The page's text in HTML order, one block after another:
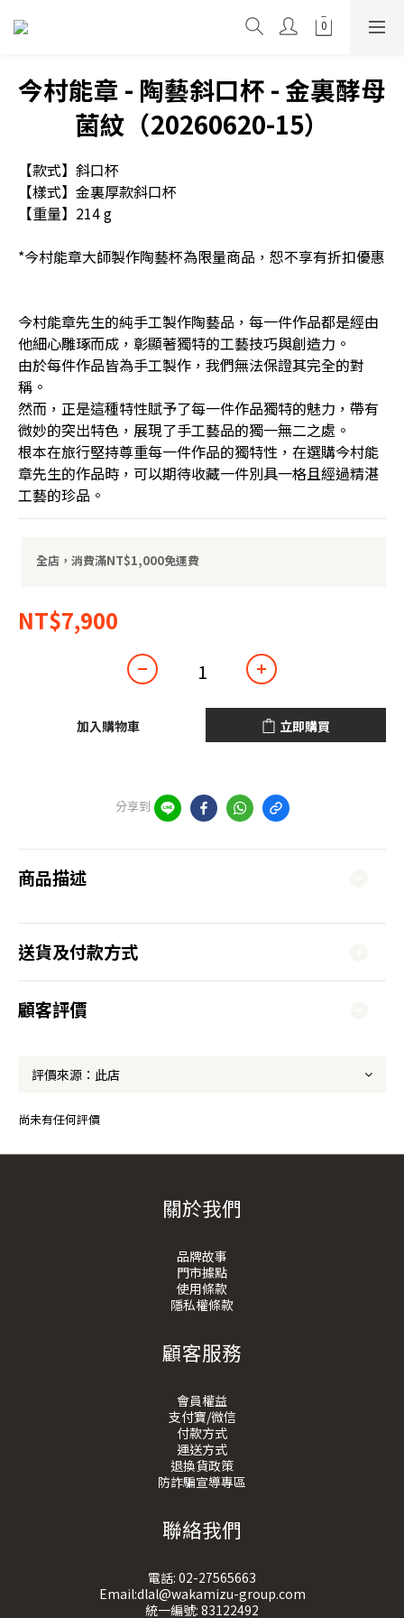
今村能章 - 陶藝斜口杯 - 金裏酵母
菌紋（20260620-15）
【款式】斜口杯
【樣式】金裏厚款斜口杯
【重量】214 g
*今村能章大師製作陶藝杯為限量商品，恕不享有折扣優惠
今村能章先生的純手工製作陶藝品，每一件作品都是經由
他細心雕琢而成，彰顯著獨特的工藝技巧與創造力。
由於每件作品皆為手工製作，我們無法保證其完全的對
稱。
然而，正是這種特性賦予了每一件作品獨特的魅力，帶有
微妙的突出特色，展現了手工藝品的獨一無二之處。
根本在旅行堅持尊重每一件作品的獨特性，在選購今村能
章先生的作品時，可以期待收藏一件別具一格且經過精湛
工藝的珍品。
全店，消費滿NT$1,000免運費
NT$7,900
加入購物車 立即購買
分享到
商品描述
送貨及付款方式
顧客評價
尚未有任何評價
關於我們
品牌故事
門市據點
使用條款
隱私權條款
顧客服務
會員權益
支付寶/微信
付款方式
運送方式
退換貨政策
防詐騙宣導專區
聯絡我們
電話: 02-27565663
Email:dlal@wakamizu-group.com
統一編號: 83122492